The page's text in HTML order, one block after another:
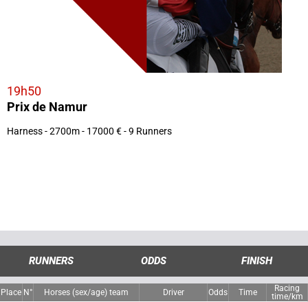
19h50
Prix de Namur
Harness - 2700m - 17000 € - 9 Runners
RUNNERS ODDS FINISH
Place N° Horses (sex/age) team Driver Odds Time
Racing
time/km